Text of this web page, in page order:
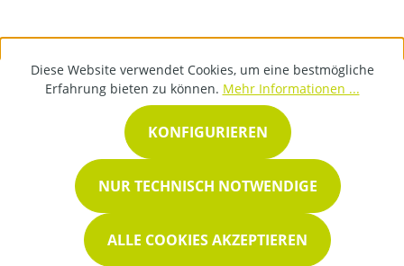
Diese Website verwendet Cookies, um eine bestmögliche
Erfahrung bieten zu können. Mehr Informationen ...
NUR TECHNISCH NOTWENDIGE
KONFIGURIEREN
ALLE COOKIES AKZEPTIEREN